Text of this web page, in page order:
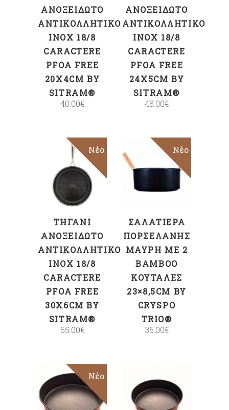
ΑΝΟΞΕΊΔΩΤΟ
ΑΝΤΙΚΟΛΛΗΤΙΚΌ
INOX 18/8
CARACTERE
PFOA FREE
20X4CM BY
SITRAM®
40.00€
ΑΝΟΞΕΊΔΩΤΟ
ΑΝΤΙΚΟΛΛΗΤΙΚΌ
INOX 18/8
CARACTERE
PFOA FREE
24X5CM BY
SITRAM®
48.00€
Νέο
ΠΡΟΣΘΉΚΗ
ΣΤΟ ΚΑΛΆΘΙ
ΤΗΓΆΝΙ
ΑΝΟΞΕΊΔΩΤΟ
ΑΝΤΙΚΟΛΛΗΤΙΚΌ
INOX 18/8
CARACTERE
PFOA FREE
30X6CM BY
SITRAM®
65.00€
Νέο
ΠΡΟΣΘΉΚΗ
ΣΑΛΑΤΙΈΡΑ
ΠΟΡΣΕΛΆΝΗΣ
ΜΑΎΡΗ ΜΕ 2
BAMBOO
ΚΟΥΤΆΛΕΣ
23×8,5CM BY
CRYSPO
TRIO®
35.00€
Νέο
ΠΡΟΣΘΉΚΗ
ΣΤΟ ΚΑΛΆΘΙ
ΠΡΟΣΘΉΚΗ
ΣΤΟ ΚΑΛΆΘΙ